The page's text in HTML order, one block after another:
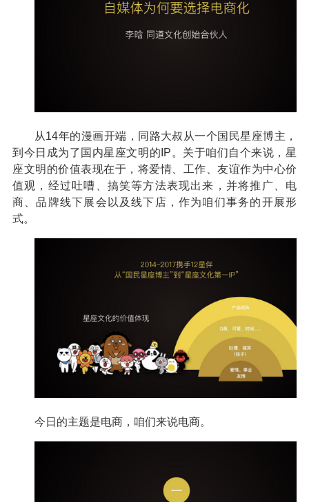
从14年的漫画开端，同路大叔从一个国民星座博主，
到今日成为了国内星座文明的IP。关于咱们自个来说，星
座文明的价值表现在于，将爱情、工作、友谊作为中心价
值观，经过吐嘈、搞笑等方法表现出来，并将推广、电
商、品牌线下展会以及线下店，作为咱们事务的开展形
式。
今日的主题是电商，咱们来说电商。